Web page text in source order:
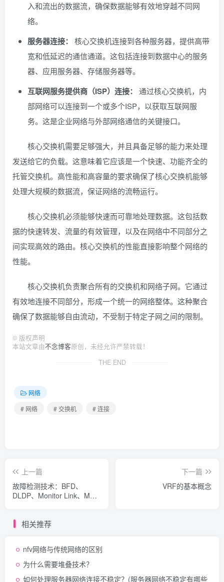
入和流出的数据流，确保数据能够有效地穿越不同网
络。
服务器连接：
核心交换机连接到各种服务器，提供高带
宽和低延迟的通信通道。这包括连接到数据中心的服务
器、应用服务器、存储服务器等。
互联网服务提供商（ISP）连接：
通过核心交换机，内
部网络可以连接到一个或多个ISP，以获取互联网服
务。这是企业网络与外部网络通信的关键接口。
核心交换机需要足够强大，并且具备足够的能力来处理
发送给它的负载。这意味着它应该是一个快速、功能齐全的
托管交换机。高性能和高容量的要求确保了核心交换机能够
处理大规模的数据流，保证网络的流畅运行。
核心交换机必须能够快速而可靠地处理数据。这包括数
据的快速转发、流量的有效管理，以及在网络中不同部分之
间实现高效的路由。核心交换机的性能直接影响整个网络的
性能。
核心交换机负责聚合所有的交换机和网络子网。它通过
有效地连接不同部分，形成一个统一的网络整体。这种聚合
确保了数据能够自由流动，不受制于特定子网之间的限制。
© 版权声明
本站文章由不念博客原创，未经允许严禁转载！
THE END
网络
# 网络
# 交换机 # 连接
上一篇
故障检测技术：BFD、
DLDP、Monitor Link、MAC
下一篇
VRF的基本概念
相关推荐
nfv网络与传统网络的区别
为什么需要堆叠技术？
如何处理服务器网络连接不稳定？(服务器网络不稳定有哪些